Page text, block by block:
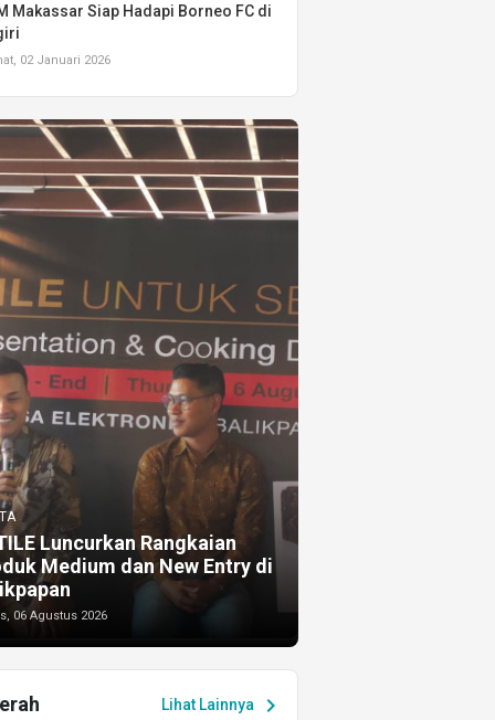
Makassar Siap Hadapi Borneo FC di
02 Januari 2026
Luncurkan Rangkaian
Medium dan New Entry di
06 Agustus 2026
Lihat Lainnya chevron_right